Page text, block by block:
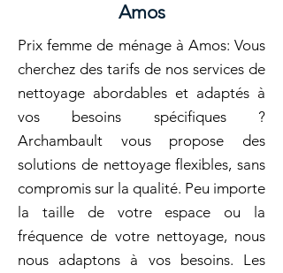
Amos
Prix femme de ménage à Amos: Vous
cherchez des tarifs de nos services de
nettoyage abordables et adaptés à
vos besoins spécifiques ?
Archambault vous propose des
solutions de nettoyage flexibles, sans
compromis sur la qualité. Peu importe
la taille de votre espace ou la
fréquence de votre nettoyage, nous
nous adaptons à vos besoins. Les